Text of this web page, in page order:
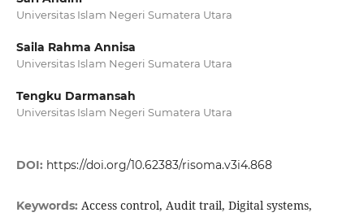
Universitas Islam Negeri Sumatera Utara
Saila Rahma Annisa
Universitas Islam Negeri Sumatera Utara
Tengku Darmansah
Universitas Islam Negeri Sumatera Utara
DOI: https://doi.org/10.62383/risoma.v3i4.868
Keywords: Access control, Audit trail, Digital systems,